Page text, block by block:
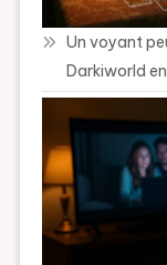
Un voyant
Darkiworld